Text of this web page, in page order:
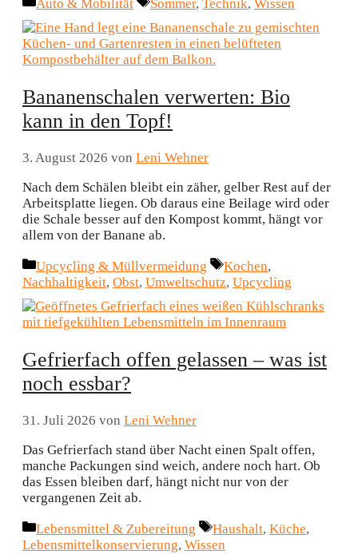
Auto & Mobilität Sommer, Technik, Wissen
Bananenschalen verwerten: Bio
kann in den Topf!
3. August 2026 von Leni Wehner
Nach dem Schälen bleibt ein zäher, gelber Rest auf der
Arbeitsplatte liegen. Ob daraus eine Beilage wird oder
die Schale besser auf den Kompost kommt, hängt vor
allem von der Banane ab.
Kategorien
Upcycling & Müllvermeidung Schlagwörter
Kochen,
Nachhaltigkeit, Obst, Umweltschutz, Upcycling
Gefrierfach offen gelassen – was ist
noch essbar?
31. Juli 2026 von Leni Wehner
Das Gefrierfach stand über Nacht einen Spalt offen,
manche Packungen sind weich, andere noch hart. Ob
das Essen bleiben darf, hängt nicht nur von der
vergangenen Zeit ab.
Kategorien
Lebensmittel & Zubereitung Schlagwörter
Haushalt, Küche,
Lebensmittelkonservierung, Wissen